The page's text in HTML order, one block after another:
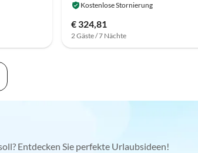
Kostenlose Stornierung
€ 324,81
2 Gäste / 7 Nächte
Entdecken Sie perfekte Urlaubsideen!